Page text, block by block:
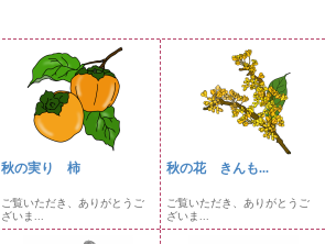
秋の実り 柿
ご覧いただき、ありがとうご
ざいま...
秋の花 きんも...
ご覧いただき、ありがとうご
ざいま...